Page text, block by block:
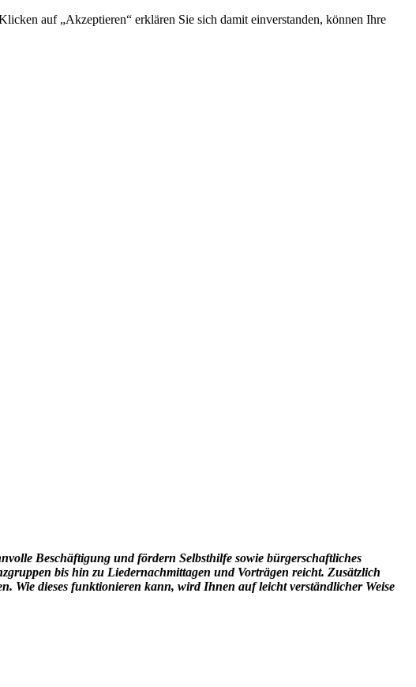
auf „Akzeptieren“ erklären Sie sich damit einverstanden, können Ihre
Beschäftigung und fördern Selbsthilfe sowie bürgerschaftliches
bis hin zu Liedernachmittagen und Vorträgen reicht. Zusätzlich
Wie dieses funktionieren kann, wird Ihnen auf leicht verständlicher Weise